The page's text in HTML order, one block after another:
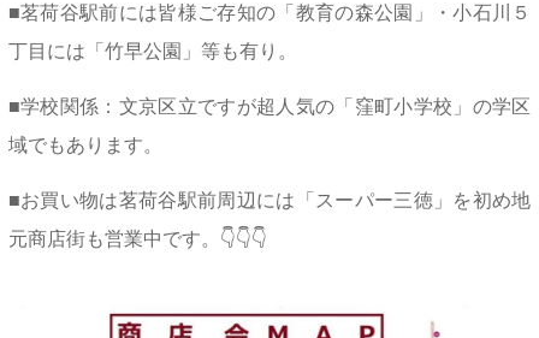
■茗荷谷駅前には皆様ご存知の「教育の森公園」・小石川５
丁目には「竹早公園」等も有り。
■学校関係：文京区立ですが超人気の「窪町小学校」の学区
域でもあります。
■お買い物は茗荷谷駅前周辺には「スーパー三徳」を初め地
元商店街も営業中です。👇👇👇